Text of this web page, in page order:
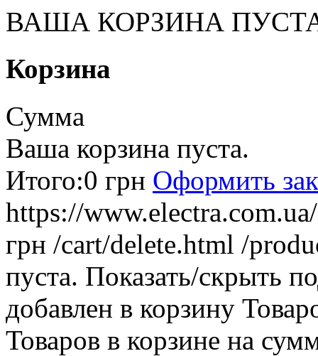
ВАША КОРЗИНА
Корзина
Сумма
Ваша корзина пуста.
Итого:0 грн Оформить
https://
грн /cart/delete.html /
пуста. Показать/скрыть
добавлен в корзину
Товаров в корзине на